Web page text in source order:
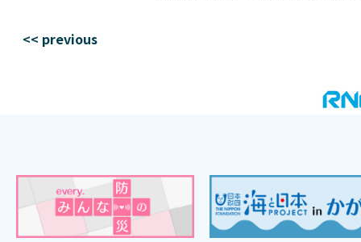
<< previous